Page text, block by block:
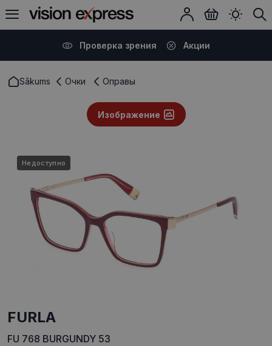
Проверка зрения Акции
Sākums Очки Оправы
Изображение
Недоступно
FURLA
FU 768 BURGUNDY 53